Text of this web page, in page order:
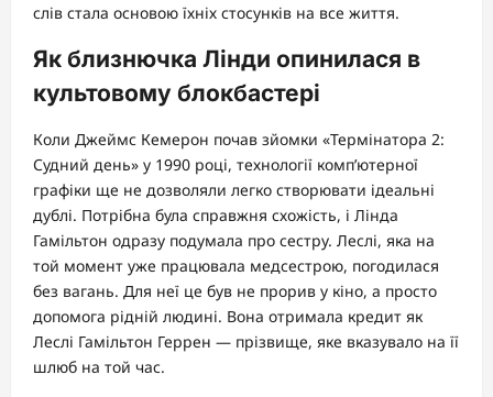
слів стала основою їхніх стосунків на все життя.
Як близнючка Лінди опинилася в
культовому блокбастері
Коли Джеймс Кемерон почав зйомки «Термінатора 2:
Судний день» у 1990 році, технології комп’ютерної
графіки ще не дозволяли легко створювати ідеальні
дублі. Потрібна була справжня схожість, і Лінда
Гамільтон одразу подумала про сестру. Леслі, яка на
той момент уже працювала медсестрою, погодилася
без вагань. Для неї це був не прорив у кіно, а просто
допомога рідній людині. Вона отримала кредит як
Леслі Гамільтон Геррен — прізвище, яке вказувало на її
шлюб на той час.